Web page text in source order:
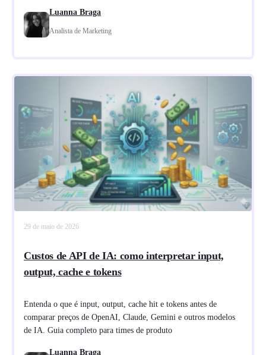
Luanna Braga
Analista de Marketing
29 de maio de 2026
Custos de API de IA: como interpretar input,
output, cache e tokens
Entenda o que é input, output, cache hit e tokens antes de
comparar preços de OpenAI, Claude, Gemini e outros modelos
de IA. Guia completo para times de produto
Luanna Braga